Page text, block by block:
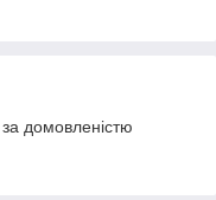
домовленістю